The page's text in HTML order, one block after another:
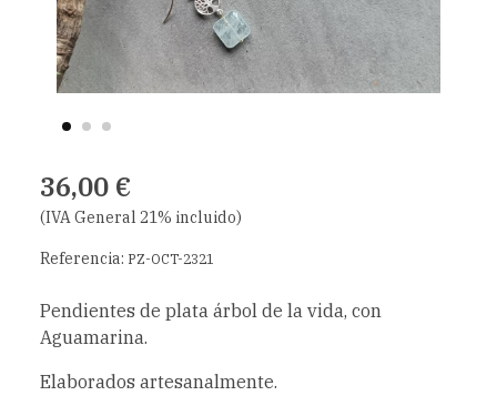
36,00 €
(IVA General 21% incluido)
Referencia: PZ-OCT-2321
Pendientes de plata árbol de la vida, con
Aguamarina.
Elaborados artesanalmente.